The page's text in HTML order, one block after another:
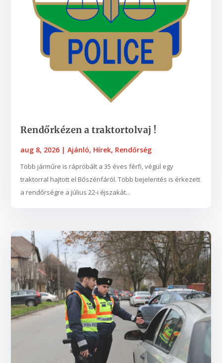
Rendőrkézen a traktortolvaj !
aug 8, 2026 |Ajánló, Hírek, Rendőrség
Több járműre is rápróbált a 35 éves férfi, végül egy
traktorral hajtott el Bőszénfáról. Több bejelentés is érkezett
a rendőrségre a július 22-i éjszakát...